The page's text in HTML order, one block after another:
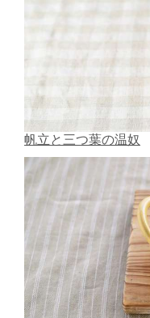
帆立と三つ葉の温奴